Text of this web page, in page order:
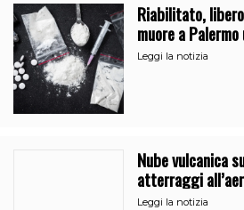
Riabilitato,
muore a
l’uscita dalla
Leggi la notizia
Nube vulcanica
atterraggi
Leggi la notizia